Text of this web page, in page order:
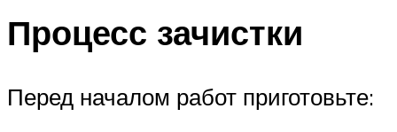
Процесс зачистки
Перед началом работ приготовьте: